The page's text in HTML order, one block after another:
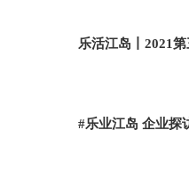
乐活江岛丨2021
#乐业江岛 企业探